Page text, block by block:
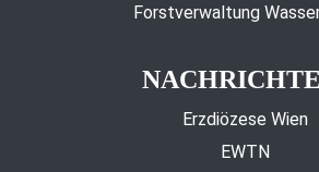
Forstverwaltung
Erzdiözese Wien
EWTN